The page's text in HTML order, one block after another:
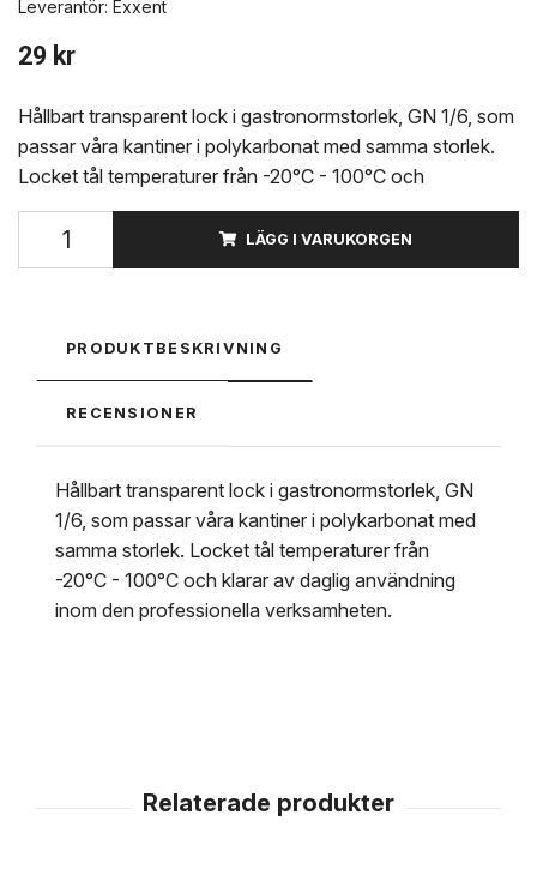
Leverantör: Exxent
29 kr
Hållbart transparent lock i gastronormstorlek, GN 1/6, som
passar våra kantiner i polykarbonat med samma storlek.
Locket tål temperaturer från -20°C - 100°C och
LÄGG I VARUKORGEN
PRODUKTBESKRIVNING
RECENSIONER
Hållbart transparent lock i gastronormstorlek, GN
1/6, som passar våra kantiner i polykarbonat med
samma storlek. Locket tål temperaturer från
-20°C - 100°C och klarar av daglig användning
inom den professionella verksamheten.